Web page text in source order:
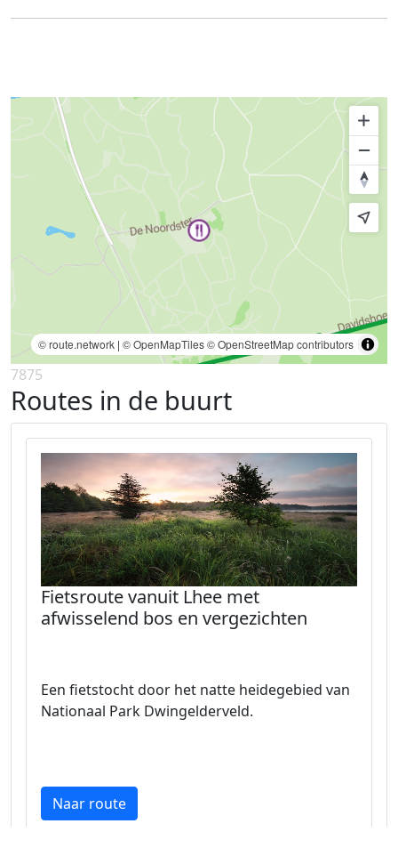
© route.network | © OpenMapTiles© OpenStreetMap contributors
7875
Routes in de buurt
Fietsroute vanuit Lhee met
afwisselend bos en vergezichten
Een fietstocht door het natte heidegebied van
Nationaal Park Dwingelderveld.
Naar route